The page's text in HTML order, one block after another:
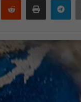
PinterestReddit Print